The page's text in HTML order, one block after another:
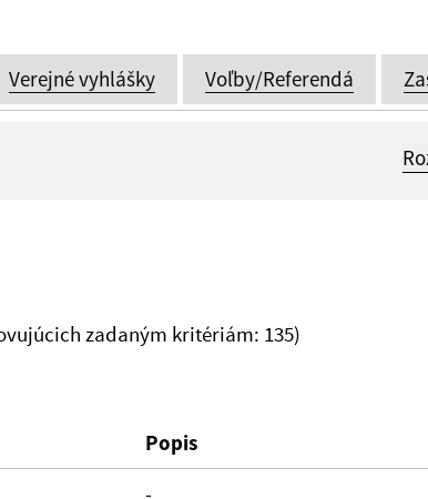
Verejné vyhlášky Voľby/Referendá
zadaným kritériám: 135)
Popis
-